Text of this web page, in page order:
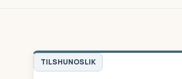
TILSHUNOSLIK